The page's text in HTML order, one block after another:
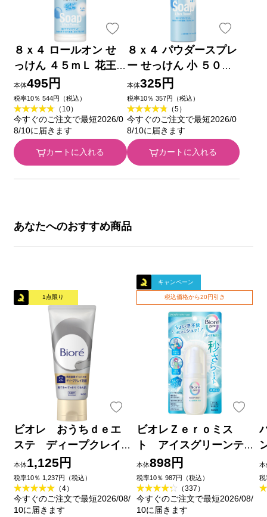
８ｘ４ ロールオン せ
っけん ４５ｍＬ 花王
(医薬部外品)
本体495円
税率10％ 544円（税込）
（10）
今すぐのご注文で最短2026/0
8/10に届きます
カートに入れる
８ｘ４ パウダースプレ
ー せっけん 小 ５０ｇ
花王 (医薬部外品)
本体325円
税率10％ 357円（税込）
（5）
今すぐのご注文で最短2026/0
8/10に届きます
カートに入れる
あなたへのおすすめ商品
1点限り
ビオレ おうちｄｅエ
ステ ディープクレイ
洗顔 １８０ｇ 花王
本体1,125円
税率10％ 1,237円（税込）
（4）
今すぐのご注文で最短2026/08/
10に届きます
キャンペーン
税込価格から20円引き
ビオレＺｅｒｏミス
ト アイスグリーンテ
ィーの香り ６０ｍＬ 花
王
本体898円
税率10％ 987円（税込）
（337）
今すぐのご注文で最短2026/08/
10に届きます
本
税